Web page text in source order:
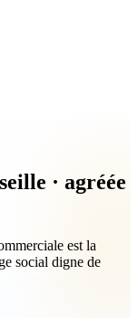
· agréée
est la
social digne de